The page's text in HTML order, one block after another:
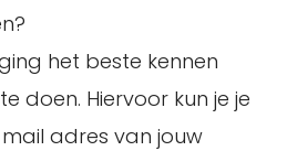
het beste kennen
doen. Hiervoor kun je je
adres van jouw